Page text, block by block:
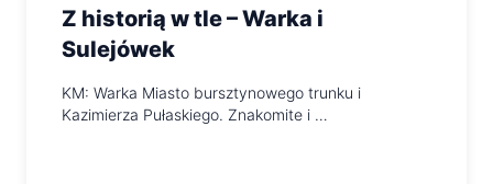
Z historią w tle – Warka i
Sulejówek
KM: Warka Miasto bursztynowego trunku i
Kazimierza Pułaskiego. Znakomite i …